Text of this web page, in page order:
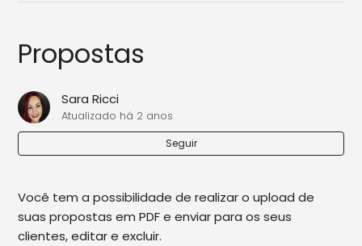
Configurando o Google Analytics para o Prosite
Depoimentos
Parcerias e Selos
Propostas
Sara Ricci
Atualizado há 2 anos
Seguir
Você tem a possibilidade de realizar o upload de
suas propostas em PDF e enviar para os seus
clientes, editar e excluir.